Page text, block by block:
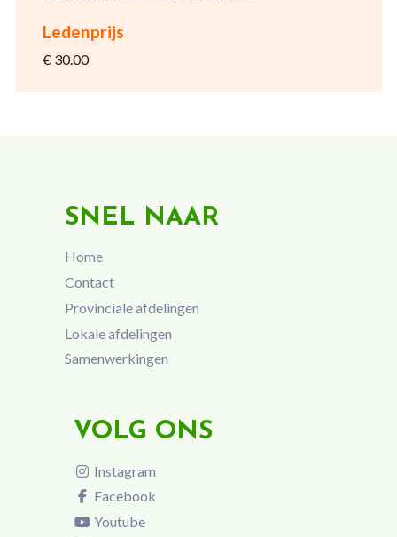
Ledenprijs
€ 30.00
SNEL NAAR
Home
Contact
Provinciale afdelingen
Lokale afdelingen
Samenwerkingen
VOLG ONS
Instagram
Facebook
Youtube